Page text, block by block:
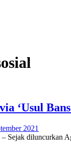
‘Usul
2021
diluncurkan